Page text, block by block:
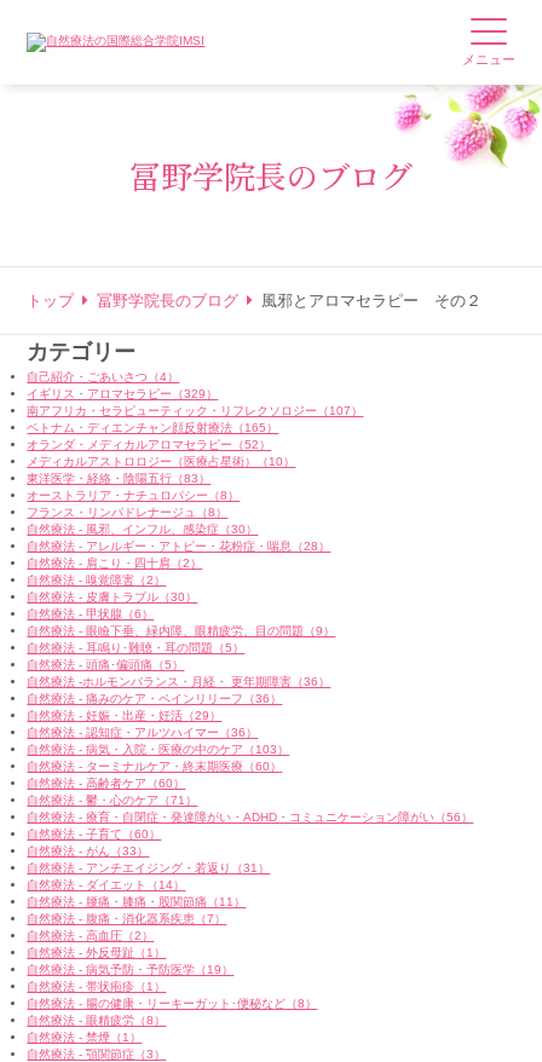
メニュー
冨野学院長のブログ
トップ 冨野学院長のブログ 風邪とアロマセラピー その２
カテゴリー
自己紹介・ごあいさつ（4）
イギリス・アロマセラピー（329）
南アフリカ・セラピューティック・リフレクソロジー（107）
ベトナム・ディエンチャン顔反射療法（165）
オランダ・メディカルアロマセラピー（52）
メディカルアストロロジー（医療占星術）（10）
東洋医学・経絡・陰陽五行（83）
オーストラリア・ナチュロパシー（8）
フランス・リンパドレナージュ（8）
自然療法 - 風邪、インフル、感染症（30）
自然療法 - アレルギー・アトピー・花粉症・喘息（28）
自然療法 - 肩こり・四十肩（2）
自然療法 - 嗅覚障害（2）
自然療法 - 皮膚トラブル（30）
自然療法 - 甲状腺（6）
自然療法 - 眼瞼下垂、緑内障、眼精疲労、目の問題（9）
自然療法 - 耳鳴り･難聴・耳の問題（5）
自然療法 - 頭痛･偏頭痛（5）
自然療法 -ホルモンバランス・月経・ 更年期障害（36）
自然療法 - 痛みのケア・ペインリリーフ（36）
自然療法 - 妊娠・出産・妊活（29）
自然療法 - 認知症・アルツハイマー（36）
自然療法 - 病気・入院・医療の中のケア（103）
自然療法 - ターミナルケア・終末期医療（60）
自然療法 - 高齢者ケア（60）
自然療法 - 鬱・心のケア（71）
自然療法 - 療育・自閉症・発達障がい・ADHD・コミュニケーション障がい（56）
自然療法 - 子育て（60）
自然療法 - がん（33）
自然療法 - アンチエイジング・若返り（31）
自然療法 - ダイエット（14）
自然療法 - 腰痛・膝痛・股関節痛（11）
自然療法 - 腹痛・消化器系疾患（7）
自然療法 - 高血圧（2）
自然療法 - 外反母趾（1）
自然療法 - 病気予防・予防医学（19）
自然療法 - 帯状疱疹（1）
自然療法 - 腸の健康・リーキーガット･便秘など（8）
自然療法 - 眼精疲労（8）
自然療法 - 禁煙（1）
自然療法 - 顎関節症（3）